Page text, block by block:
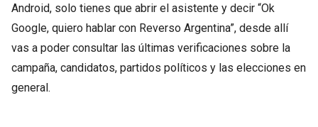
Android, solo tienes que abrir el asistente y decir “Ok
Google, quiero hablar con Reverso Argentina”, desde allí
vas a poder consultar las últimas verificaciones sobre la
campaña, candidatos, partidos políticos y las elecciones en
general.